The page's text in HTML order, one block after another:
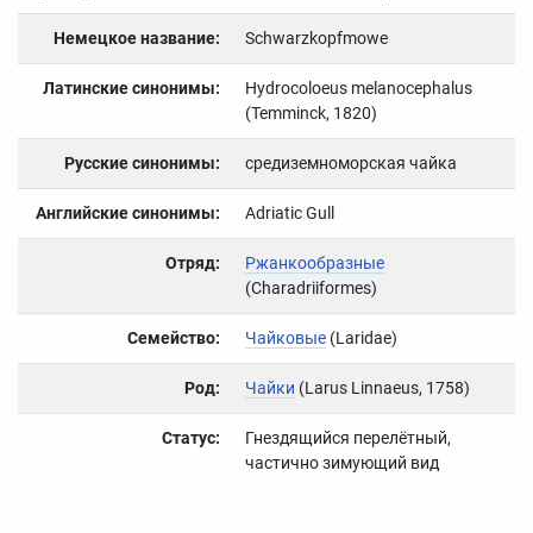
Немецкое название: Schwarzkopfmowe
Латинские синонимы:
Hydrocoloeus melanocephalus
(Temminck, 1820)
Русские синонимы: средиземноморская чайка
Английские синонимы: Adriatic Gull
Отряд:
Ржанкообразные
(Charadriiformes)
Семейство: Чайковые(Laridae)
Род: Чайки (Larus Linnaeus, 1758)
Статус:
Гнездящийся перелётный,
частично зимующий вид